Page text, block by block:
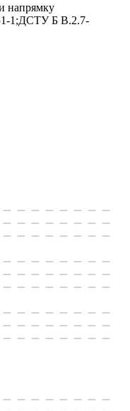
напрямку
1;ДСТУ Б В.2.7-